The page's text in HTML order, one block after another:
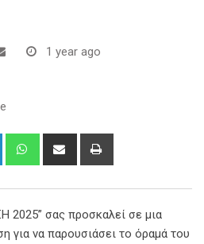
1 year ago
LinkedIn WhatsappShare
2025” σας προσκαλεί σε μια
για να παρουσιάσει το όραμά του